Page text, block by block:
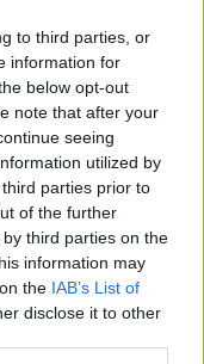
to third parties, or
information for
below opt-out
note that after your
seeing
utilized by
parties prior to
of the further
third parties on the
information may
the IAB’s List of
disclose it to other
, vdekja ,
Zef